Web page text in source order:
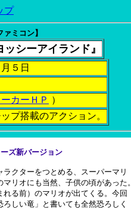
プ
ァミコン】
シーアイランド』
５日
ーカーＨＰ ）
プ搭載のアクション。
ズ新バージョン
クターをつとめる、スーパーマリ
リオにも当然、子供の頃があった。
る前）のマリオが出てくる。今回
しい竜」と書いても全然恐ろしく